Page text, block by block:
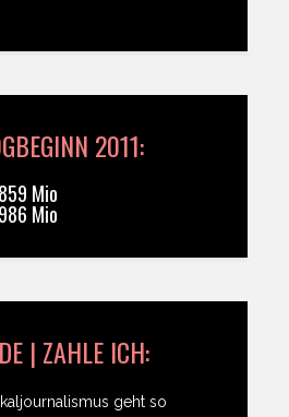
2011:
Mio
Mio
| ZAHLE ICH:
geht so